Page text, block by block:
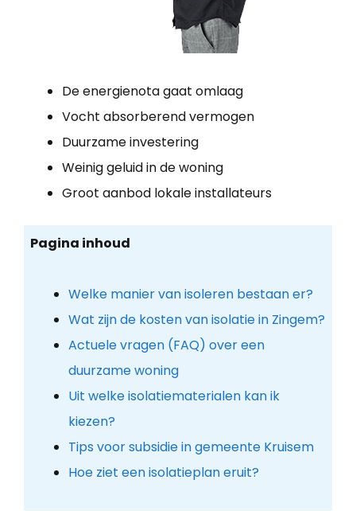
De energienota gaat omlaag
Vocht absorberend vermogen
Duurzame investering
Weinig geluid in de woning
Groot aanbod lokale installateurs
Pagina inhoud
Welke manier van isoleren bestaan er?
Wat zijn de kosten van isolatie in Zingem?
Actuele vragen (FAQ) over een
duurzame woning
Uit welke isolatiematerialen kan ik
kiezen?
Tips voor subsidie in gemeente Kruisem
Hoe ziet een isolatieplan eruit?